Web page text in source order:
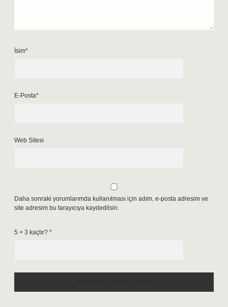
İsim*
E-Posta*
Web Sitesi
Daha sonraki yorumlarımda kullanılması için adım, e-posta adresim ve
site adresim bu tarayıcıya kaydedilsin.
5 + 3 kaçtır? *